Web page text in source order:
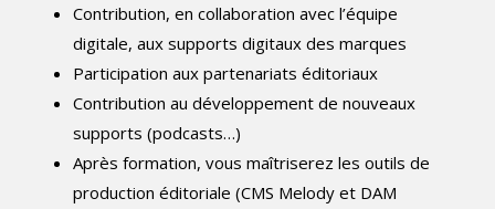
Contribution, en collaboration avec l’équipe
digitale, aux supports digitaux des marques
Participation aux partenariats éditoriaux
Contribution au développement de nouveaux
supports (podcasts…)
Après formation, vous maîtriserez les outils de
production éditoriale (CMS Melody et DAM